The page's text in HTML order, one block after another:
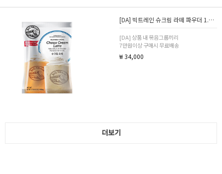
[DA] 빅트레인 슈크림 라떼 파우더 1.59kg
[DA] 상품 내 묶음그룹끼리
7만원이상 구매시 무료배송
₩ 34,000
더보기